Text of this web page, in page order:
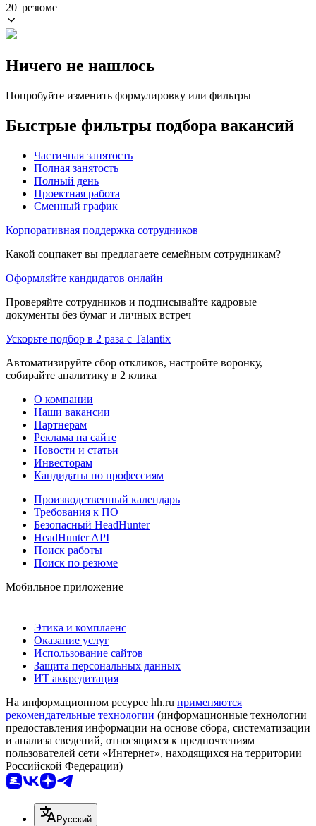
20 резюме
Ничего не нашлось
Попробуйте изменить формулировку или фильтры
Быстрые фильтры подбора вакансий
Частичная занятость
Полная занятость
Полный день
Проектная работа
Сменный график
Корпоративная поддержка сотрудников
Какой соцпакет вы предлагаете семейным сотрудникам?
Оформляйте кандидатов онлайн
Проверяйте сотрудников и подписывайте кадровые
документы без бумаг и личных встреч
Ускорьте подбор в 2 раза с Talantix
Автоматизируйте сбор откликов, настройте воронку,
собирайте аналитику в 2 клика
О компании
Наши вакансии
Партнерам
Реклама на сайте
Новости и статьи
Инвесторам
Кандидаты по профессиям
Производственный календарь
Требования к ПО
Безопасный HeadHunter
HeadHunter API
Поиск работы
Поиск по резюме
Мобильное приложение
Этика и комплаенс
Оказание услуг
Использование сайтов
Защита персональных данных
ИТ аккредитация
На информационном ресурсе hh.ru применяются
рекомендательные технологии (информационные технологии
предоставления информации на основе сбора, систематизации
и анализа сведений, относящихся к предпочтениям
пользователей сети «Интернет», находящихся на территории
Российской Федерации)
Русский